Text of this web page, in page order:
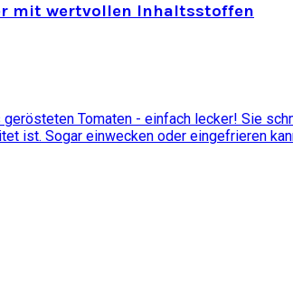
mit wertvollen Inhaltsstoffen
gerösteten Tomaten - einfach lecker! Sie
ist. Sogar einwecken oder eingefrieren